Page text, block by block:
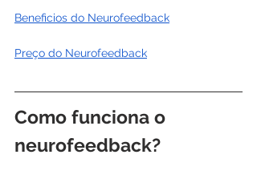
Beneficios do Neurofeedback
Preço do Neurofeedback
Como funciona o
neurofeedback?